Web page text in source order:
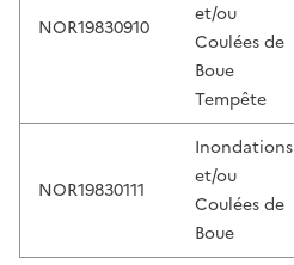
NOR19830910
et/ou
Coulées de
Boue
Tempête
NOR19830111
Inondations
et/ou
Coulées de
Boue